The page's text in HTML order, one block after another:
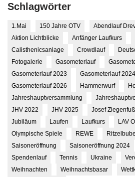
Schlagwörter
1.Mai 150 Jahre OTV
Abendlauf
Aktion Lichtblicke
Anfänger Laufkurs
Calisthenicsanlage
Crowdlauf
Fotogalerie
Gasometerlauf
Gasometerlauf 2023
Gasometerlauf 2024
Gasometerlauf 2026
Hammerwurf
Jahreshauptversammlung
JHV 2022
JHV 2025 Josef Ziegenfuß
Jubiläum
Laufen Laufkurs LAV
Olympische Spiele
REWE
Saisoneröffnung
Saisoneröffnung 2024
Spendenlauf
Tennis Ukraine
Weihnachten
Weihnachtsbasar